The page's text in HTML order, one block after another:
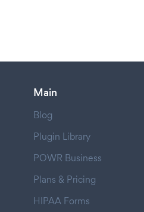
Main
Blog
Plugin Library
POWR Business
Plans & Pricing
HIPAA Forms